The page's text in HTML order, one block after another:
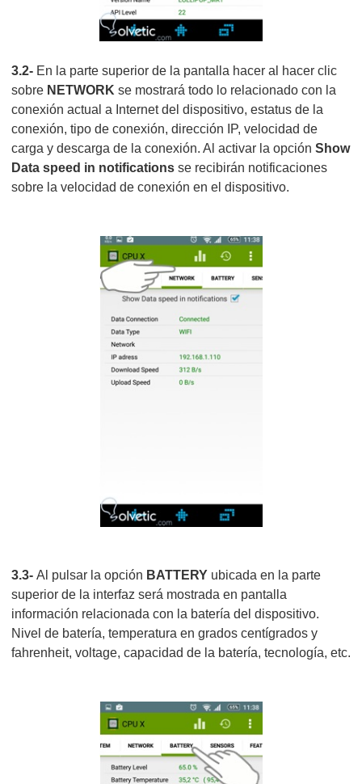
3.2- En la parte superior de la pantalla hacer al hacer clic
sobre NETWORK se mostrará todo lo relacionado con la
conexión actual a Internet del dispositivo, estatus de la
conexión, tipo de conexión, dirección IP, velocidad de
carga y descarga de la conexión. Al activar la opción Show
Data speed in notifications se recibirán notificaciones
sobre la velocidad de conexión en el dispositivo.
3.3- Al pulsar la opción BATTERY ubicada en la parte
superior de la interfaz será mostrada en pantalla
información relacionada con la batería del dispositivo.
Nivel de batería, temperatura en grados centígrados y
fahrenheit, voltage, capacidad de la batería, tecnología, etc.